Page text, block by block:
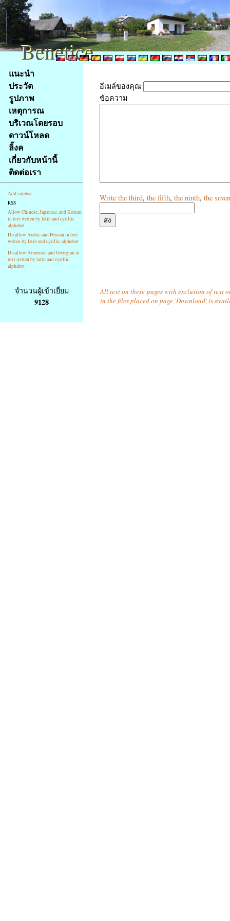
obsah
stránky
Klávesové
zkratky
tomto
webu
základní
Hlavní
strana
แนะนำ
ประวัต
รูปภาพ
เหตุการณ
บริเวณโดยรอบ
ดาวน์โหลด
ลิ้งค
เกี่ยวกับหน้านี้
ติดต่อเรา
Add sidebar
RSS
Allow Chinese, Japanese, and Korean
in text writen by latin and cyrillic
alphabet
Disallow Arabic and Persian in text
writen by latin and cyrillic alphabet
Disallow Armenian and Georgian in
text writen by latin and cyrillic
alphabet
อีเมล์ของคุณ
ข้อความ
Write the third, the fifth, the ninth, the
จำนวนผู้เข้าเยี่ยม
9128
All text on these pages with exclusion of text
in the files placed on page 'Download' is
Benetice
Benetice